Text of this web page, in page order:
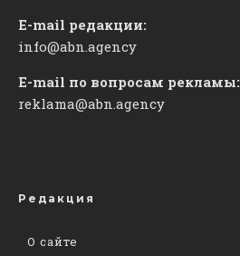
E-mail редакции:
info@abn.agency
E-mail по вопросам рекламы:
reklama@abn.agency
Редакция
О сайте